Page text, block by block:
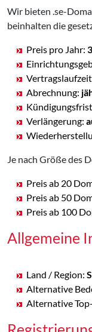
Wir bieten .se-
beinhalten die
Preis pro Jahr:
Abrechnung:
Verlängerung:
Je nach Größe des
Preis ab 20
Preis ab 50
Preis ab 100
Allgemeine
Land / Region:
Alternative
Alternative